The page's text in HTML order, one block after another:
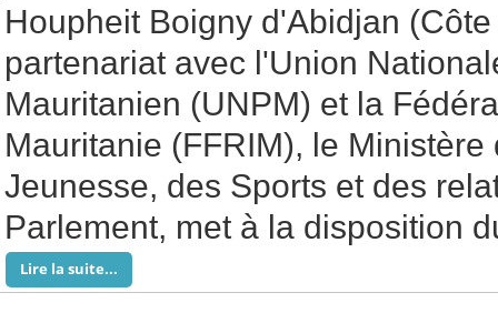
Houpheit Boigny d'Abidjan
partenariat avec l'Union
Mauritanien (UNPM) et la
Mauritanie (FFRIM), le
Jeunesse, des Sports et des
Parlement, met à la disposition
Lire la suite...